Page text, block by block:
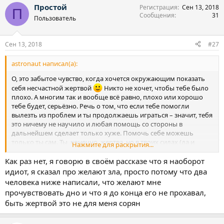
другом и созванивались и у нас было кодовое слово мы
называли игровой зал с автоматами «храм», идиоты мать твою
малолетние, и это было только начало моих похождений
дальше было хуже, но уже без игровых автоматов, так как их
закрыли и я про них забыл и не тянуло как то, слава Богу, но
началась следующая напасть это БК, и это друзья мои полный
п*зд*ц! Продолжение следует... через несколько минут)
П Простой
Пользователь
Регистрация Сен 13, 2018
Сообщения
31
Сен 13, 2018 #27
astronaut написал(а):
О, это забытое чувство, когда хочется окружающим показать
себя несчастной жертвой
Никто не хочет, чтобы тебе было
плохо. А многим так и вообще всё равно, плохо или хорошо
тебе будет, серьёзно. Речь о том, что если тебе помогли
вылезть из проблем и ты продолжаешь играться – значит, тебя
это ничему не научило и любая помощь со стороны в
дальнейшем сделает только хуже. Помочь себе можешь
только ты сам. Ты, конечно, жертва, но в твоих силах (да и
просто правильнее) взять себя в руки и заканчивать с этими
играми. Ты вроде думать умеешь, неужто непонятно за
столько времени, что ни к чему хорошему это не ведёт?
Нажмите для раскрытия...
Как раз нет, я говорю в своём рассказе что я наоборот
идиот, я сказал про желают зла, просто потому что два
человека ниже написали, что желают мне
прочувствовать дно и что я до конца его не прохавал,
быть жертвой это не для меня сорян